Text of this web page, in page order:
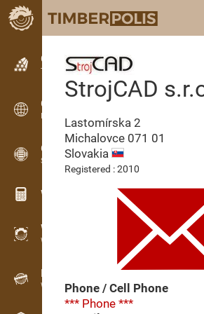
Classifieds
Text classifieds
Classifieds
International classifieds
OPTI-TIMB
Sawing patterns
Wood calculators
WoodProfi
Wood volume with AI
Recorder
Wood inventory in the field
StrojCAD
Lastomírska 2
Michalovce 071 01
Slovakia
Registered : 2010
Phone / Cell Phone
*** Phone ***